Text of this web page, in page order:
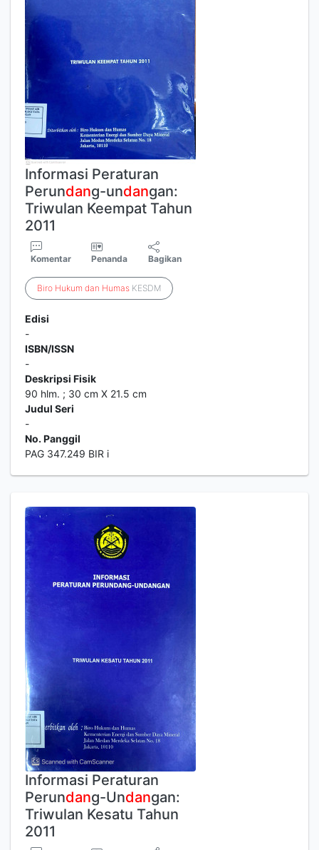
Informasi Peraturan
Perundang-undangan:
Triwulan Keempat Tahun
2011
Komentar Penanda Bagikan
Biro Hukum dan Humas KESDM
Edisi
-
ISBN/ISSN
-
Deskripsi Fisik
90 hlm. ; 30 cm X 21.5 cm
Judul Seri
-
No. Panggil
PAG 347.249 BIR i
Informasi Peraturan
Perundang-Undangan:
Triwulan Kesatu Tahun
2011